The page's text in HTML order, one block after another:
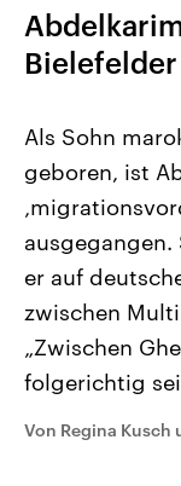
USA
Aktuelle Beiträge,
Wirtschaftlich und
gehören die
den mächtigsten
mit großem
Sendungen
Als Sohn
geboren, ist
ausgegangen.
er auf
zwischen
„Zwischen
folgerichtig
Von Regina Kusch